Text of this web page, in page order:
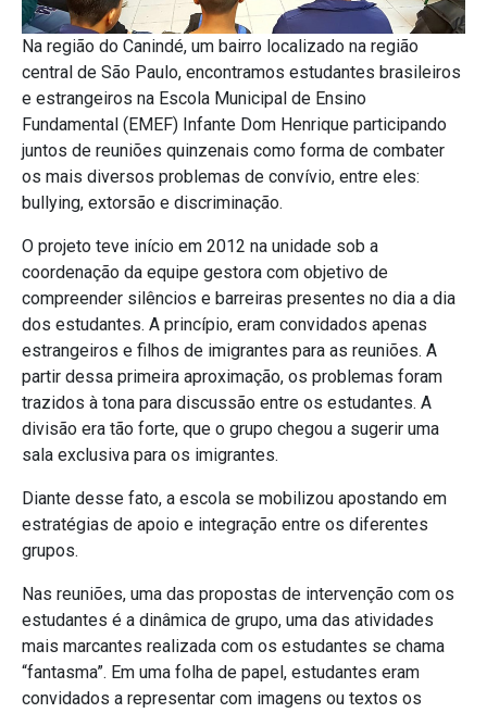
Na região do Canindé, um bairro localizado na região
central de São Paulo, encontramos estudantes brasileiros
e estrangeiros na Escola Municipal de Ensino
Fundamental (EMEF) Infante Dom Henrique participando
juntos de reuniões quinzenais como forma de combater
os mais diversos problemas de convívio, entre eles:
bullying, extorsão e discriminação.
O projeto teve início em 2012 na unidade sob a
coordenação da equipe gestora com objetivo de
compreender silêncios e barreiras presentes no dia a dia
dos estudantes. A princípio, eram convidados apenas
estrangeiros e filhos de imigrantes para as reuniões. A
partir dessa primeira aproximação, os problemas foram
trazidos à tona para discussão entre os estudantes. A
divisão era tão forte, que o grupo chegou a sugerir uma
sala exclusiva para os imigrantes.
Diante desse fato, a escola se mobilizou apostando em
estratégias de apoio e integração entre os diferentes
grupos.
Nas reuniões, uma das propostas de intervenção com os
estudantes é a dinâmica de grupo, uma das atividades
mais marcantes realizada com os estudantes se chama
“fantasma”. Em uma folha de papel, estudantes eram
convidados a representar com imagens ou textos os